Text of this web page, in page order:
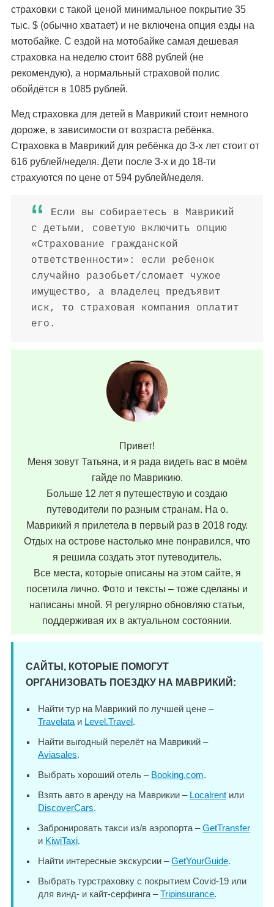
страховки с такой ценой минимальное покрытие 35
тыс. $ (обычно хватает) и не включена опция езды на
мотобайке. С ездой на мотобайке самая дешевая
страховка на неделю стоит 688 рублей (не
рекомендую), а нормальный страховой полис
обойдётся в 1085 рублей.
Мед страховка для детей в Маврикий стоит немного
дороже, в зависимости от возраста ребёнка.
Страховка в Маврикий для ребёнка до 3-х лет стоит от
616 рублей/неделя. Дети после 3-х и до 18-ти
страхуются по цене от 594 рублей/неделя.
Если вы собираетесь в Маврикий
с детьми, советую включить опцию
«Страхование гражданской
ответственности»: если ребенок
случайно разобьет/сломает чужое
имущество, а владелец предъявит
иск, то страховая компания оплатит
его.
Привет!
Меня зовут Татьяна, и я рада видеть вас в моём
гайде по Маврикию.
Больше 12 лет я путешествую и создаю
путеводители по разным странам. На о.
Маврикий я прилетела в первый раз в 2018 году.
Отдых на острове настолько мне понравился, что
я решила создать этот путеводитель.
Все места, которые описаны на этом сайте, я
посетила лично. Фото и тексты – тоже сделаны и
написаны мной. Я регулярно обновляю статьи,
поддерживая их в актуальном состоянии.
САЙТЫ, КОТОРЫЕ ПОМОГУТ
ОРГАНИЗОВАТЬ ПОЕЗДКУ НА МАВРИКИЙ:
Найти тур на Маврикий по лучшей цене –
Travelata и Level.Travel .
Найти выгодный перелёт на Маврикий –
Aviasales.
Выбрать хороший отель – Booking.com.
Взять авто в аренду на Маврикии – Localrent или
DiscoverCars.
Забронировать такси из/в аэропорта –GetTransfer
и KiwiTaxi.
Найти интересные экскурсии –GetYourGuide.
Выбрать турстраховку с покрытием Covid-19 или
для винд- и кайт-серфинга –Tripinsurance.